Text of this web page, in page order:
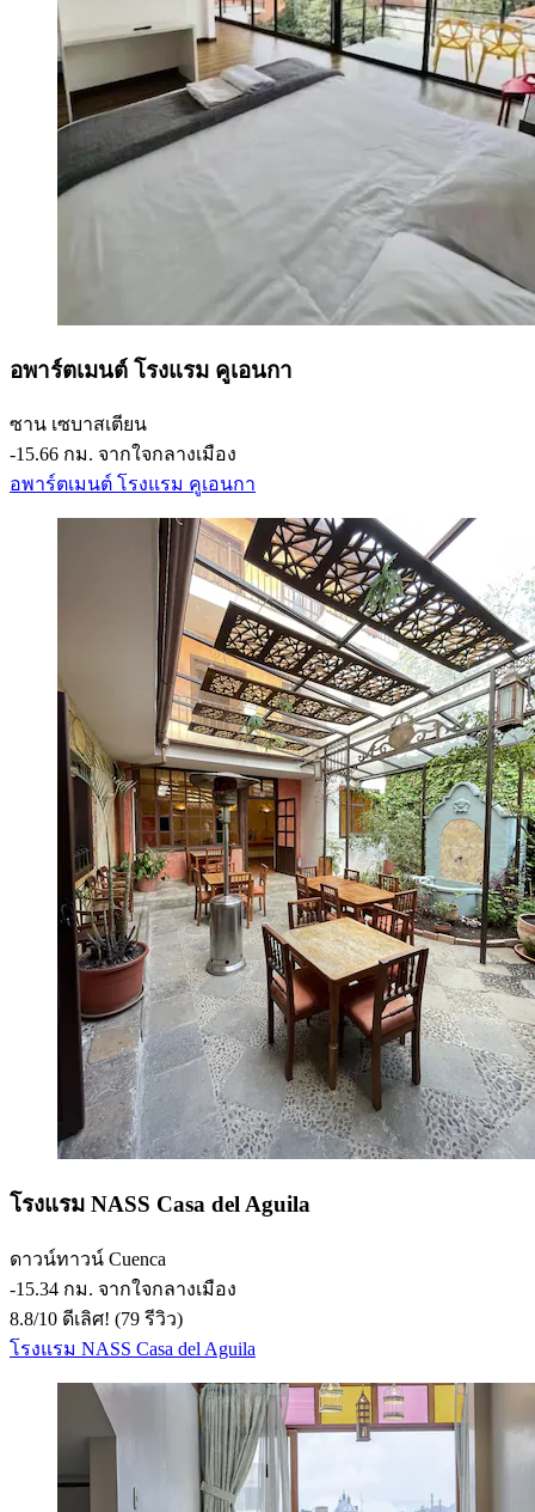
อพาร์ตเมนต์ โรงแรม คูเอนกา
ซาน เซบาสเตียน
‐15.66 กม. จากใจกลางเมือง
อพาร์ตเมนต์ โรงแรม คูเอนกา
โรงแรม NASS Casa del Aguila
ดาวน์ทาวน์ Cuenca
‐15.34 กม. จากใจกลางเมือง
8.8/10 ดีเลิศ! (79 รีวิว)
โรงแรม NASS Casa del Aguila